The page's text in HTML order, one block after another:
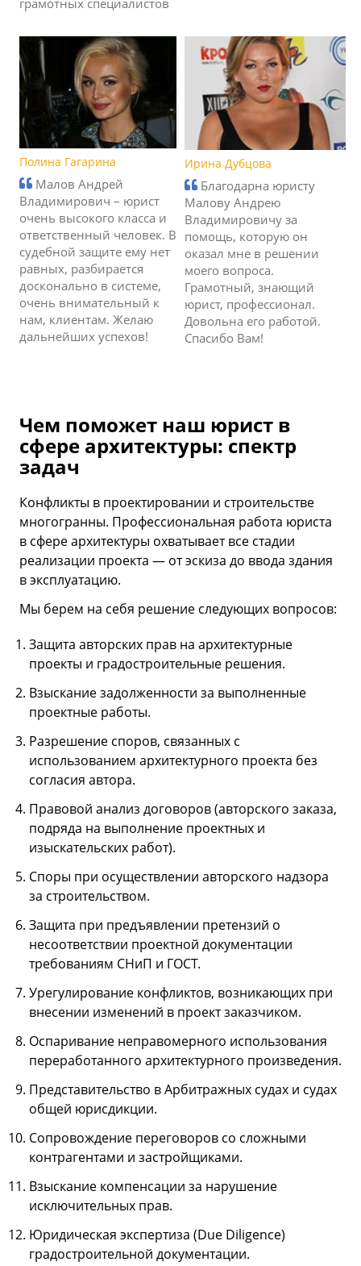
Полина Гагарина
Малов Андрей
Владимирович – юрист
очень высокого класса и
ответственный человек. В
судебной защите ему нет
равных, разбирается
досконально в системе,
очень внимательный к
нам, клиентам. Желаю
дальнейших успехов!
Ирина Дубцова
Благодарна юристу
Малову Андрею
Владимировичу за
помощь, которую он
оказал мне в решении
моего вопроса.
Грамотный, знающий
юрист, профессионал.
Довольна его работой.
Спасибо Вам!
Чем поможет наш юрист в
сфере архитектуры: спектр
задач
Конфликты в проектировании и строительстве
многогранны. Профессиональная работа юриста
в сфере архитектуры охватывает все стадии
реализации проекта — от эскиза до ввода здания
в эксплуатацию.
Мы берем на себя решение следующих вопросов:
Защита авторских прав на архитектурные
проекты и градостроительные решения.
Взыскание задолженности за выполненные
проектные работы.
Разрешение споров, связанных с
использованием архитектурного проекта без
согласия автора.
Правовой анализ договоров (авторского заказа,
подряда на выполнение проектных и
изыскательских работ).
Споры при осуществлении авторского надзора
за строительством.
Защита при предъявлении претензий о
несоответствии проектной документации
требованиям СНиП и ГОСТ.
Урегулирование конфликтов, возникающих при
внесении изменений в проект заказчиком.
Оспаривание неправомерного использования
переработанного архитектурного произведения.
Представительство в Арбитражных судах и судах
общей юрисдикции.
Сопровождение переговоров со сложными
контрагентами и застройщиками.
Взыскание компенсации за нарушение
исключительных прав.
Юридическая экспертиза (Due Diligence)
градостроительной документации.